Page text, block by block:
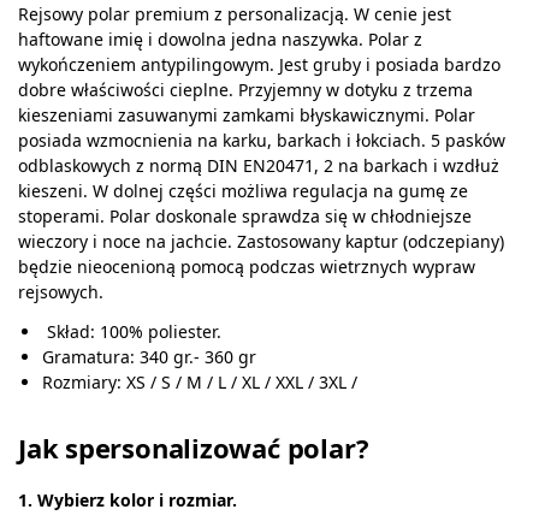
Rejsowy polar premium z personalizacją. W cenie jest
haftowane imię i dowolna jedna naszywka. Polar z
wykończeniem antypilingowym. Jest gruby i posiada bardzo
dobre właściwości cieplne. Przyjemny w dotyku z trzema
kieszeniami zasuwanymi zamkami błyskawicznymi. Polar
posiada wzmocnienia na karku, barkach i łokciach. 5 pasków
odblaskowych z normą DIN EN20471, 2 na barkach i wzdłuż
kieszeni. W dolnej części możliwa regulacja na gumę ze
stoperami. Polar doskonale sprawdza się w chłodniejsze
wieczory i noce na jachcie. Zastosowany kaptur (odczepiany)
będzie nieocenioną pomocą podczas wietrznych wypraw
rejsowych.
Skład: 100% poliester.
Gramatura: 340 gr.- 360 gr
Rozmiary: XS / S / M / L / XL / XXL / 3XL /
Jak spersonalizować polar?
1. Wybierz kolor i rozmiar.